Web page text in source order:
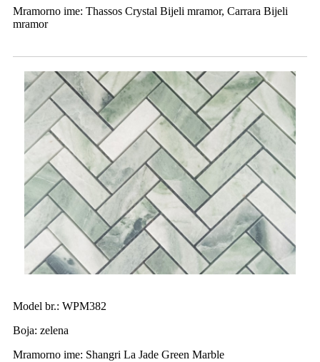
Mramorno ime: Thassos Crystal Bijeli mramor, Carrara Bijeli
mramor
Model br.: WPM382
Boja: zelena
Mramorno ime: Shangri La Jade Green Marble